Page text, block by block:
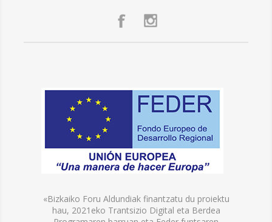
«Bizkaiko Foru Aldundiak finantzatu du proiektu
hau, 2021eko Trantsizio Digital eta Berdea